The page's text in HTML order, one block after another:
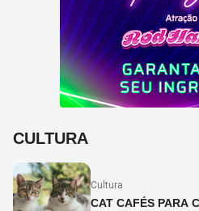
CULTURA
Cultura
CAT CAFÉS PARA